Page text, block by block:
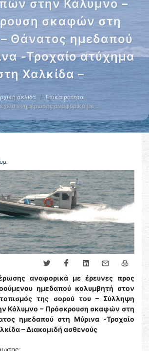
στην Κάλυμνο –
σκαφών στη
Θάνατος ημεδαπού
-Τροχαίο ατύχημα
Χαλκίδα –
σελίδα
Επικαιρότητα
ενημέρωσης αναφορικά με …
αναφορικά με έρευνες προς
ημεδαπού κολυμβητή στον
της σορού του – Σύλληψη
Κάλυμνο – Πρόσκρουση σκαφών στη
ημεδαπού στη Μύρινα -Τροχαίο
– Διακομιδή ασθενούς